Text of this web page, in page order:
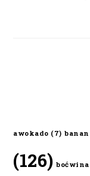
awokado (7)
(126) boćwina